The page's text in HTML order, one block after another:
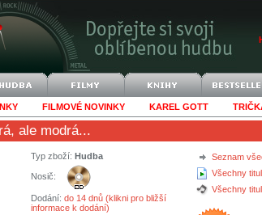
FILMOVÉ NOVINKY KAREL GOTT
ale modrá...
Seznam
Všechny
Všechny
Typ zboží: Hudba
Nosič:
Dodání: do 14 dnů (klikni pro bližší
informace k dodání)